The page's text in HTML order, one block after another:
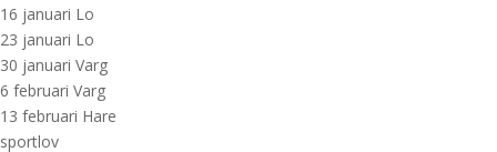
16 januari Lo
23 januari Lo
30 januari Varg
6 februari Varg
13 februari Hare
sportlov